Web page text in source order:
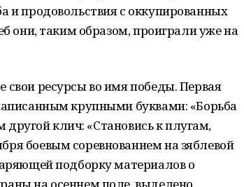
и продовольствия с оккупированных
они, таким образом, проиграли уже на
ресурсы во имя победы. Первая
крупными буквами: «Борьба
другой клич: «Становись к плугам,
боевым соревнованием на зяблевой
подборку материалов о